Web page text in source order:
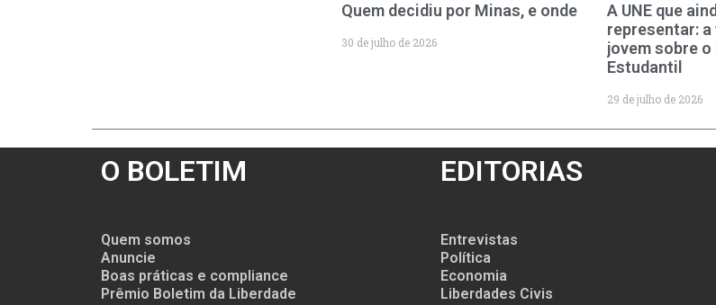
Quem decidiu por Minas, e onde
30 de julho de 2026
A UNE que
representar: a
jovem sobre
Estudantil
29 de julho de 2026
O BOLETIM
Quem somos
Anuncie
Boas práticas e compliance
Prêmio Boletim da Liberdade
EDITORIAS
Entrevistas
Política
Economia
Liberdades Civis